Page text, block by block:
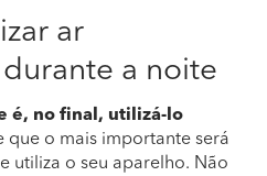
ar
a noite
é, no final, utilizá-lo
que o mais importante será
utiliza o seu aparelho. Não